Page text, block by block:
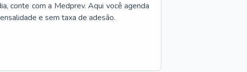
, conte com a Medprev. Aqui você agenda
e sem taxa de adesão.